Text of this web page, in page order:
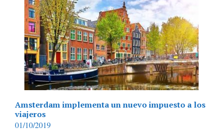
Amsterdam implementa un nuevo impuesto a los
viajeros
01/10/2019